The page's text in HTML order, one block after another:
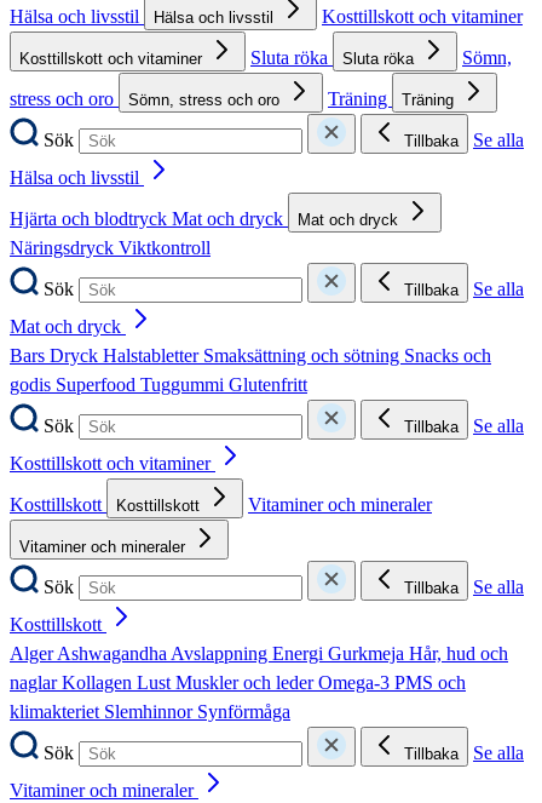
Hälsa och livsstil
Hälsa och livsstil Kosttillskott och vitaminer
Kosttillskott och vitaminer Sluta röka Sluta röka
Sömn,
stress och oro
Sömn, stress och oro Träning Träning
Sök Tillbaka
Se alla
Hälsa och livsstil
Hjärta och blodtryck Mat och dryck Mat och dryck
Näringsdryck Viktkontroll
Sök
Tillbaka
Se alla
Mat och dryck
Bars Dryck Halstabletter Smaksättning och sötning Snacks och
godis Superfood Tuggummi Glutenfritt
Sök
Tillbaka
Se alla
Kosttillskott och vitaminer
Kosttillskott
Kosttillskott Vitaminer och mineraler
Vitaminer och mineraler
Sök Tillbaka
Se alla
Kosttillskott
AlgerAshwagandhaAvslappning Energi Gurkmeja Hår, hud och
naglarKollagen LustMuskler och lederOmega-3 PMS och
klimakteriet Slemhinnor Synförmåga
Sök
Tillbaka
Se alla
Vitaminer och mineraler